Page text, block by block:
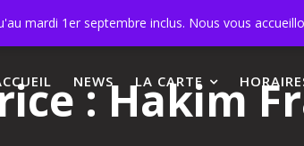
mardi 1er septembre inclus. Nous vous
91 27
NEWS LA CARTE
:Hakim